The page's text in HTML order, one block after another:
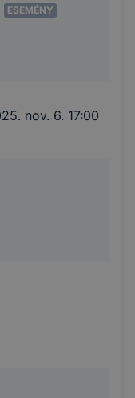
ESEMÉNY
nov. 6. 17:00